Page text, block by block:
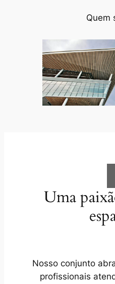
Quem
Uma
Nosso conjunto
profissionais